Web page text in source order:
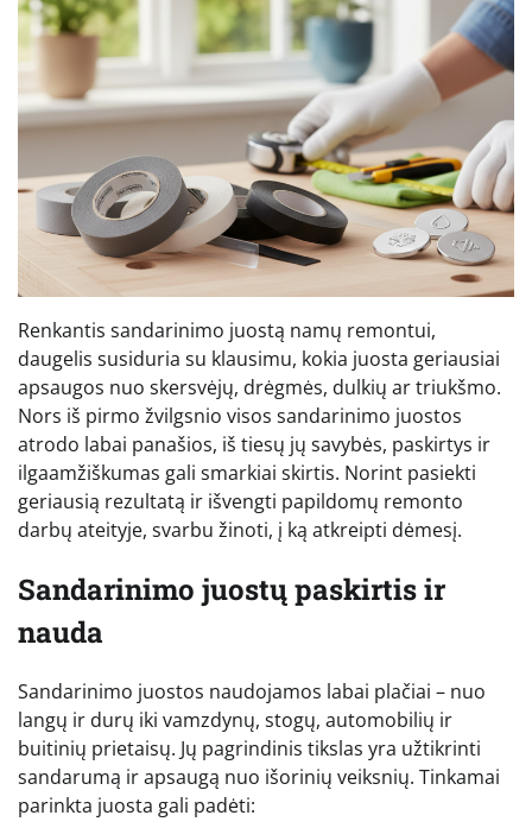
Renkantis sandarinimo juostą namų remontui,
daugelis susiduria su klausimu, kokia juosta geriausiai
apsaugos nuo skersvėjų, drėgmės, dulkių ar triukšmo.
Nors iš pirmo žvilgsnio visos sandarinimo juostos
atrodo labai panašios, iš tiesų jų savybės, paskirtys ir
ilgaamžiškumas gali smarkiai skirtis. Norint pasiekti
geriausią rezultatą ir išvengti papildomų remonto
darbų ateityje, svarbu žinoti, į ką atkreipti dėmesį.
Sandarinimo juostų paskirtis ir
nauda
Sandarinimo juostos naudojamos labai plačiai – nuo
langų ir durų iki vamzdynų, stogų, automobilių ir
buitinių prietaisų. Jų pagrindinis tikslas yra užtikrinti
sandarumą ir apsaugą nuo išorinių veiksnių. Tinkamai
parinkta juosta gali padėti: